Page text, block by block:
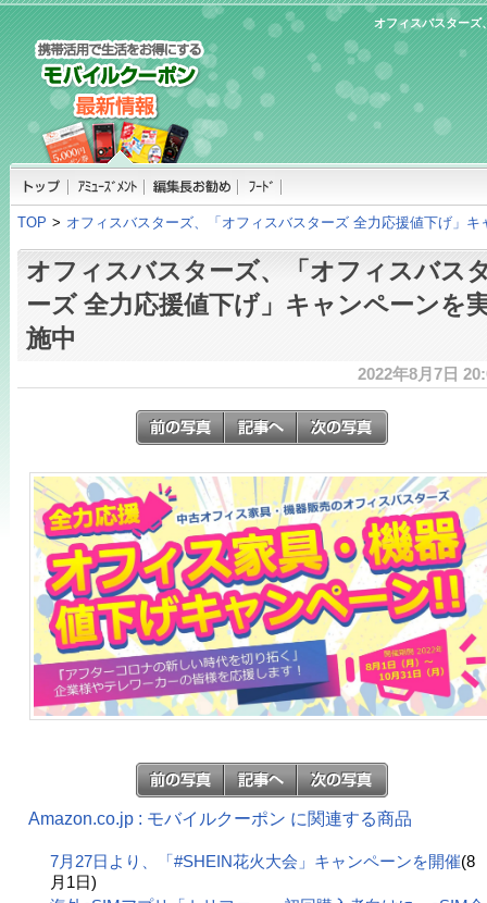
オフィスバスターズ
TOP > オフィスバスターズ、「オフィスバスターズ 全力応援値下げ」キ
オフィスバスターズ、「オフィスバス
ーズ 全力応援値下げ」キャンペーンを
施中
2022年8月7日
Amazon.co.jp : モバイルクーポン に関連する商品
7月27日より、「#SHEIN花火大会」キャンペーンを開催(8
月1日)